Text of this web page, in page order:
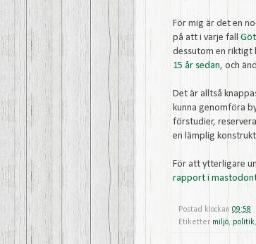
För mig är det en
på att i varje fall
dessutom en riktigt
15 år sedan, och
Det är alltså
kunna genomföra
förstudier,
en lämplig
För att ytterligare
rapport i
Postad klockan 09:58
Etiketter miljö, politik,